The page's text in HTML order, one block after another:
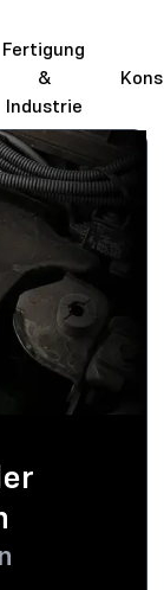
Fertigung
&
Industrie